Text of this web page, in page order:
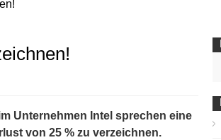
Unternehmen Intel sprechen eine
von 25 % zu verzeichnen.